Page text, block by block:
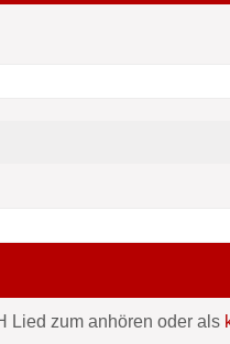
Lied zum anhören oder als